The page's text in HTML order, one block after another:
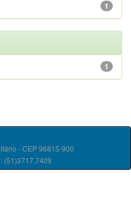
1
1
- CEP 96815-900
(51)3717.7409